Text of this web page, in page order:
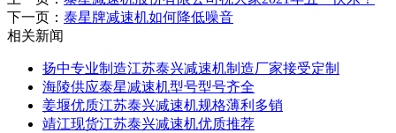
下一页： 泰星牌减速机如何降低噪音
相关新闻
扬中专业制造江苏泰兴减速机制造厂家接受定制
海陵供应泰星减速机型号型号齐全
姜堰优质江苏泰兴减速机规格薄利多销
靖江现货江苏泰兴减速机优质推荐